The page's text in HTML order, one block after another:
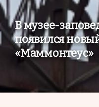
В музее-
появился
«Маммонтеус»